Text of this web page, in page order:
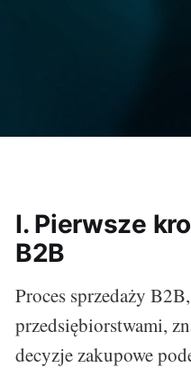
I. Pierwsze
B2B
Proces sprzedaży
przedsiębiorstwami,
decyzje zakupowe